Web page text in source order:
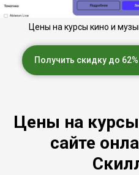
Цены на курсы кино и
Получить скидку до
Цены на
сайте